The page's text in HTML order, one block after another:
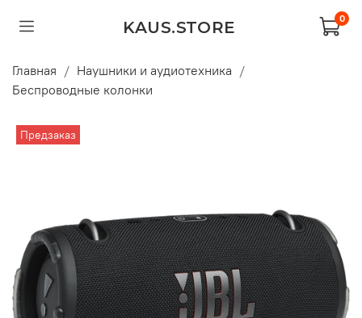
KAUS.STORE 0
Главная
Наушники и аудиотехника
Беспроводные колонки
Предзаказ